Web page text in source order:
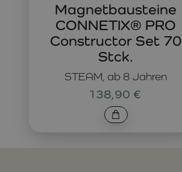
STEAM, ab 8 Jahren
Magnetbausteine
CONNETIX® PRO
Constructor Set 70
Stck.
138,90 €